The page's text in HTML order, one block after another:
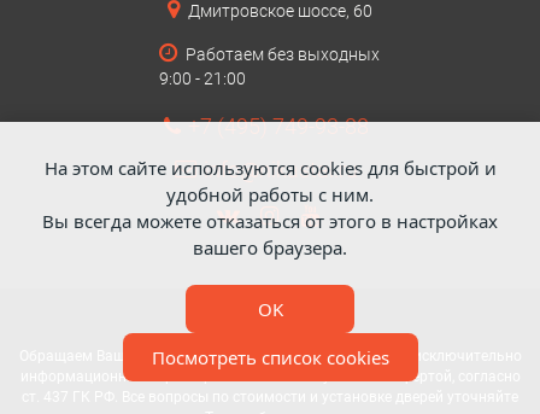
Дмитровское шоссе, 60
Работаем без выходных
9:00 - 21:00
+7 (495) 749-93-88
info@nikastal.ru
Обращаем Ваше внимание: данный интернет-сайт носит исключительно
информационный характер и не является публичной офертой, согласно
На этом сайте используются cookies для быстрой и
удобной работы с ним.
Вы всегда можете отказаться от этого в настройках
вашего браузера.
OK
Посмотреть список cookies